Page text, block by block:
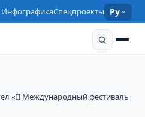
ИнфографикаСпецпроекты Ру
«II Международный фестиваль